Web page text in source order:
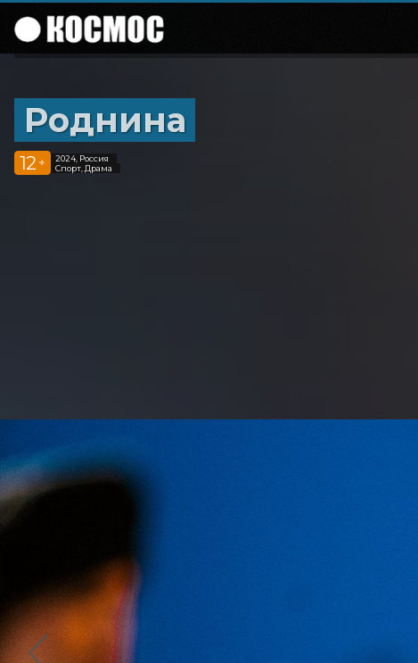
Роднина
12 +
2024, Россия
Спорт, Драма